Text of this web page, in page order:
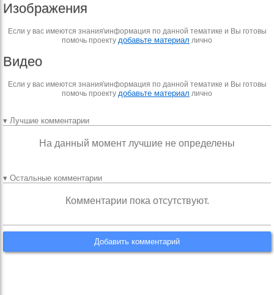
Изображения
Если у вас имеются знания\информация по данной тематике и Вы готовы
помочь проекту добавьте материал лично
Видео
Если у вас имеются знания\информация по данной тематике и Вы готовы
помочь проекту добавьте материал лично
▾ Лучшие комментарии
На данный момент лучшие не определены
▾ Остальные комментарии
Комментарии пока отсутствуют.
Добавить комментарий